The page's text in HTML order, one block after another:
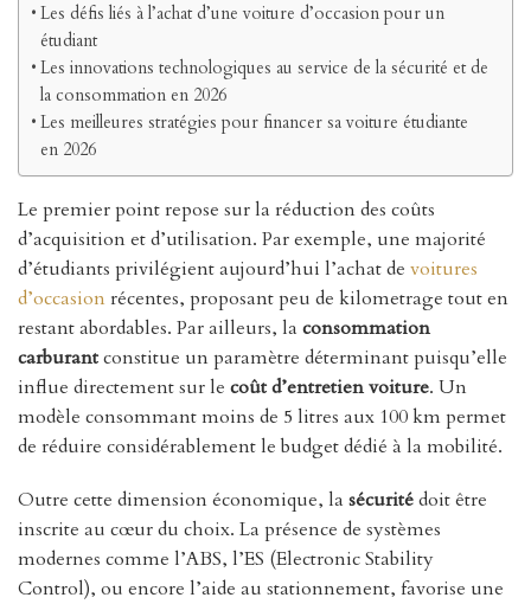
Les défis liés à l’achat d’une voiture d’occasion pour un
étudiant
Les innovations technologiques au service de la sécurité et de
la consommation en 2026
Les meilleures stratégies pour financer sa voiture étudiante
en 2026
Le premier point repose sur la réduction des coûts
d’acquisition et d’utilisation. Par exemple, une majorité
d’étudiants privilégient aujourd’hui l’achat de voitures
d’occasion récentes, proposant peu de kilometrage tout en
restant abordables. Par ailleurs, la consommation
carburantconstitue un paramètre déterminant puisqu’elle
influe directement sur le coût d’entretien voiture. Un
modèle consommant moins de 5 litres aux 100 km permet
de réduire considérablement le budget dédié à la mobilité.
Outre cette dimension économique, la sécuritédoit être
inscrite au cœur du choix. La présence de systèmes
modernes comme l’ABS, l’ES (Electronic Stability
Control), ou encore l’aide au stationnement, favorise une